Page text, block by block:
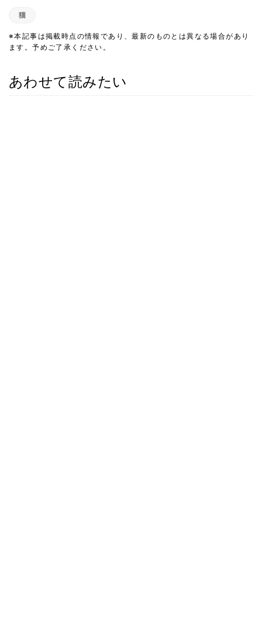
猫
※本記事は掲載時点の情報であり、最新のものとは異なる場合があり
ます。予めご了承ください。
あわせて読みたい